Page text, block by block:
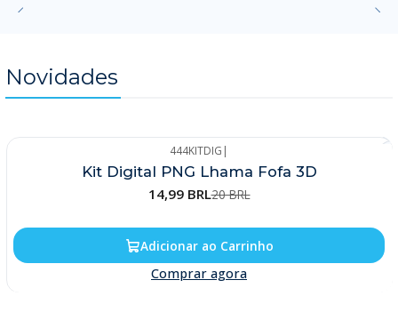
Novidades
444KITDIG |
Kit Digital PNG Lhama Fofa 3D
14,99 BRL20 BRL
Adicionar ao Carrinho
Comprar agora